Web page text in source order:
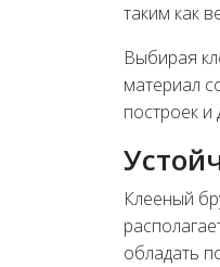
таким как
Выбирая
материал
построек и
Клееный
обладать